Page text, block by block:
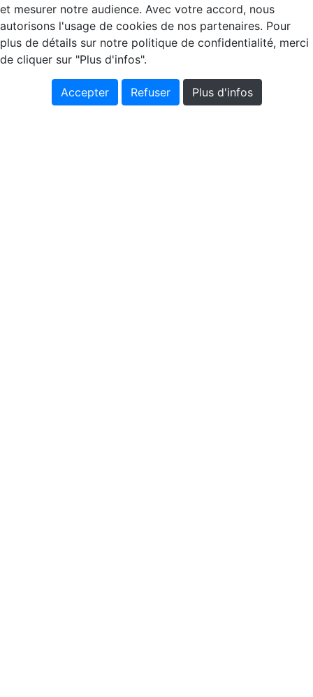
et mesurer notre audience. Avec votre accord, nous
autorisons l'usage de cookies de nos partenaires. Pour
plus de détails sur notre politique de confidentialité, merci
de cliquer sur "Plus d'infos".
Accepter Refuser Plus d'infos